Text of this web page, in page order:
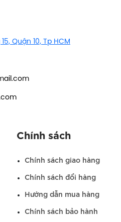
Quận 10, Tp HCM
Chính sách
Chính sách giao hàng
Chính sách đổi hàng
Hướng dẫn mua hàng
Chính sách bảo hành